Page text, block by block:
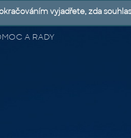
A RADY
vyjadřete, zda